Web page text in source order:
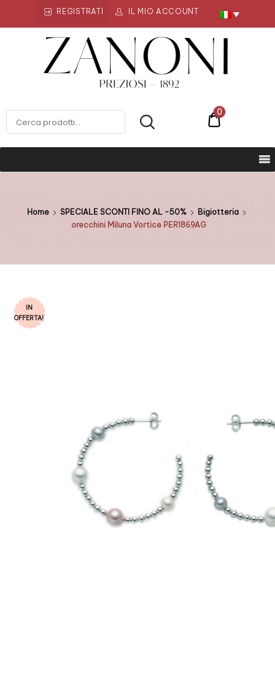
REGISTRATI IL MIO ACCOUNT
ZANONI PREZIOSI €0
0
Home SPECIALE SCONTI FINO AL -50%
Bigiotteria
orecchini Miluna Vortice PER1869AG
IN
OFFERTA!